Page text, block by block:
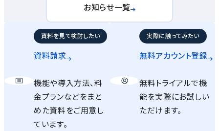
お知らせ一覧
資料を見て検討したい
資料請求
機能や導入方法、料
金プランなどをまと
めた資料をご用意し
ています。
実際に触ってみたい
無料アカウント登録
無料トライアルで機
能を実際にお試しい
ただけます。